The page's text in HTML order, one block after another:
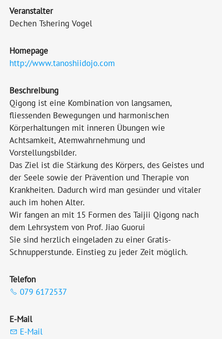
Veranstalter
Dechen Tshering Vogel
Homepage
http://www.tanoshiidojo.com
Beschreibung
Qigong ist eine Kombination von langsamen,
fliessenden Bewegungen und harmonischen
Körperhaltungen mit inneren Übungen wie
Achtsamkeit, Atemwahrnehmung und
Vorstellungsbilder.
Das Ziel ist die Stärkung des Körpers, des Geistes und
der Seele sowie der Prävention und Therapie von
Krankheiten. Dadurch wird man gesünder und vitaler
auch im hohen Alter.
Wir fangen an mit 15 Formen des Taijii Qigong nach
dem Lehrsystem von Prof. Jiao Guorui
Sie sind herzlich eingeladen zu einer Gratis-
Schnupperstunde. Einstieg zu jeder Zeit möglich.
Telefon
079 6172537
E-Mail
E-Mail